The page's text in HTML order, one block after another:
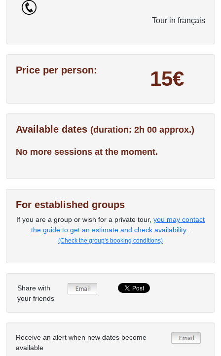
Tour in français
Price per person: 15€
Available dates (duration: 2h 00 approx.)
No more sessions at the moment.
For established groups
If you are a group or wish for a private tour, you may contact
the guide to get an estimate and check availability
(Check the group's booking conditions)
Share with
your friends
Receive an alert when new dates become
available